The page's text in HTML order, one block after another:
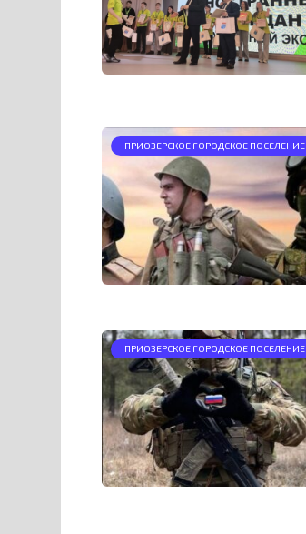
ПРИОЗЕРСКОЕ ГОРОДСКОЕ ПОСЕЛЕНИЕ
ПРИОЗЕРСКОЕ ГОРОДСКОЕ ПОСЕЛЕНИЕ